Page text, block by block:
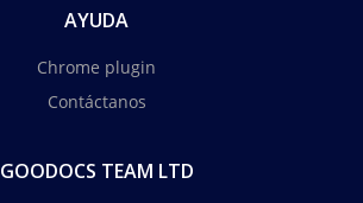
AYUDA
Chrome plugin
Contáctanos
GOODOCS TEAM LTD